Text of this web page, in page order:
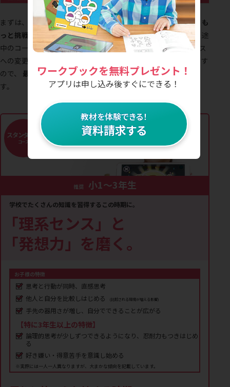
まずは、お子さまの学齢に合ったコースから始めていただき、 も
っと挑戦したい場合は、いつでも次のコースに変更可能です。途
中のコース変更も承っていますが、現在のコースより前のコース
への変更はできません。その際は、一度ご解約が必要になります
ので、 最初は推奨コースからのスタートをおすすめしていま
す。
スタンダード
コース
推奨 小1〜3年生
学校でたくさんの知識を習得するこの時期に。
「理系センス」と
「発想力」を磨く。
お子様の特徴
思考と行動が同時、直感思考
他人と自分を比較しはじめる
(比較される環境が増える影響)
手先の器用さが増し、自分でできることが広がる
【特に3年生以上の特徴】
論理的思考が少しずつできるようになり、忍耐力もつきはじめ
る
好き嫌い・得意苦手を意識し始める
※実際には一人一人異なりますが、大まかな傾向を記載しています。
ワークブックを無料プレゼント！
アプリは申し込み後すぐにできる！
教材を体験できる！
資料請求する